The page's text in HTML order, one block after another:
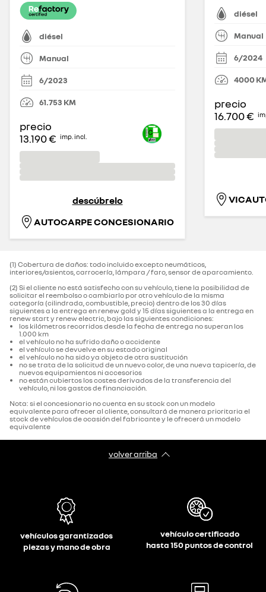
diésel
Manual
6/2023
61.753 KM
precio
13.190 € imp. incl.
descúbrelo
AUTOCARPE CONCESIONARIO
diésel
Manual
6/2024
4000
precio
16.700 €
(1) Cobertura de daños: todo incluido excepto neumáticos,
interiores/asientos, carrocería, lámpara / faro, sensor de aparcamiento.‌
(2) Si el cliente no está satisfecho con su vehículo, tiene la posibilidad de
solicitar el reembolso o cambiarlo por otro vehículo de la misma
categoría (cilindrada, combustible, precio) dentro de los 30 días
siguientes a la entrega en renew gold y 15 días siguientes a la entrega en
renew start y renew electric, bajo las siguientes condiciones:
los kilómetros recorridos desde la fecha de entrega no superan los
1.000 km
el vehículo no ha sufrido daño o accidente
el vehículo se devuelve en su estado original
el vehículo no ha sido ya objeto de otra sustitución
no se trata de la solicitud de un nuevo color, de una nueva tapicería, de
nuevos equipamientos ni accesorios
no están cubiertos los costes derivados de la transferencia del
vehículo, ni los gastos de financiación.
Nota: si el concesionario no cuenta en su stock con un modelo
equivalente para ofrecer al cliente, consultará de manera prioritaria el
stock de vehículos de ocasión del fabricante y le ofrecerá un modelo
equivalente
volver arriba
vehículos garantizados
piezas y mano de obra
vehículo certificado
hasta 150 puntos de control